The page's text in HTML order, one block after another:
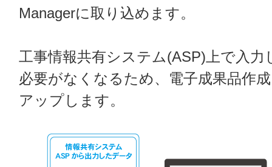
Managerに取り込めます。
工事情報共有システム(ASP)上で入力
必要がなくなるため、電子成果品作
アップします。